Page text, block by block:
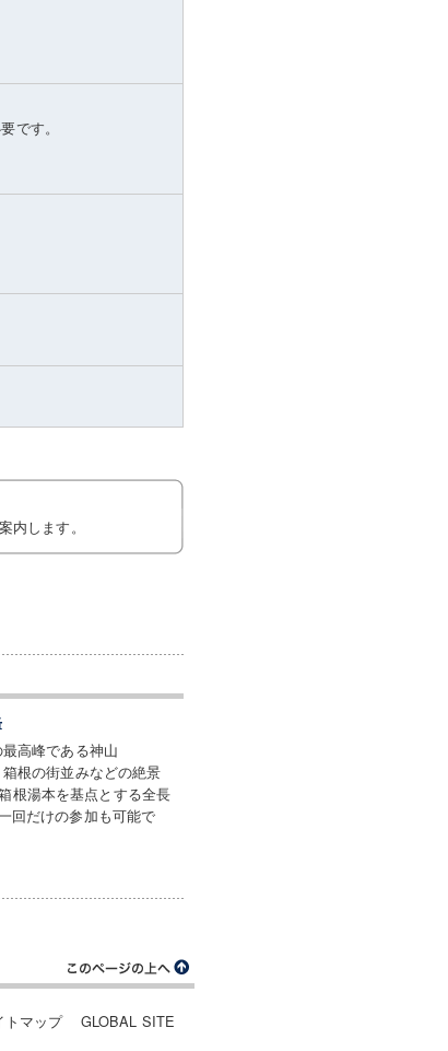
です。
内します。
高峰である神山
根の街並みなどの絶景
根湯本を基点とする全長
回だけの参加も可能で
トマップ GLOBAL SITE